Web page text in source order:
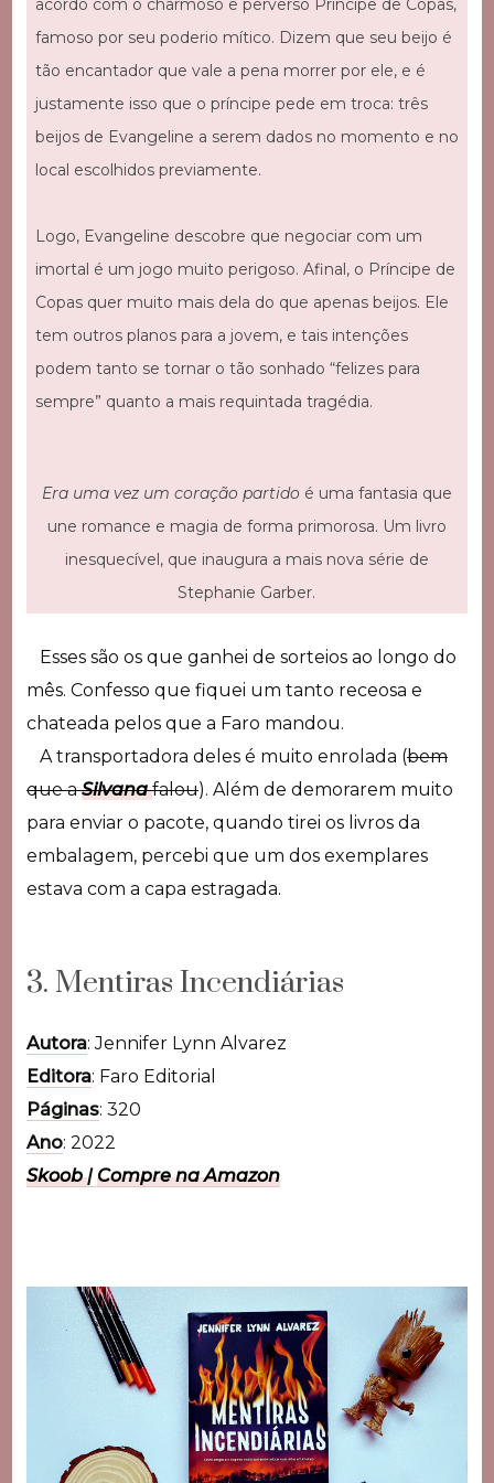
acordo com o charmoso e perverso Príncipe de Copas,
famoso por seu poderio mítico. Dizem que seu beijo é
tão encantador que vale a pena morrer por ele, e é
justamente isso que o príncipe pede em troca: três
beijos de Evangeline a serem dados no momento e no
local escolhidos previamente.
Logo, Evangeline descobre que negociar com um
imortal é um jogo muito perigoso. Afinal, o Príncipe de
Copas quer muito mais dela do que apenas beijos. Ele
tem outros planos para a jovem, e tais intenções
podem tanto se tornar o tão sonhado “felizes para
sempre” quanto a mais requintada tragédia.
Era uma vez um coração partidoé uma fantasia que
une romance e magia de forma primorosa. Um livro
inesquecível, que inaugura a mais nova série de
Stephanie Garber.
Esses são os que ganhei de sorteios ao longo do
mês. Confesso que fiquei um tanto receosa e
chateada pelos que a Faro mandou.
A transportadora deles é muito enrolada (bem
que aSilvanafalou). Além de demorarem muito
para enviar o pacote, quando tirei os livros da
embalagem, percebi que um dos exemplares
estava com a capa estragada.
3. Mentiras Incendiárias
Autora: Jennifer Lynn Alvarez
Editora: Faro Editorial
Páginas: 320
Ano: 2022
Skoob|Compre na Amazon